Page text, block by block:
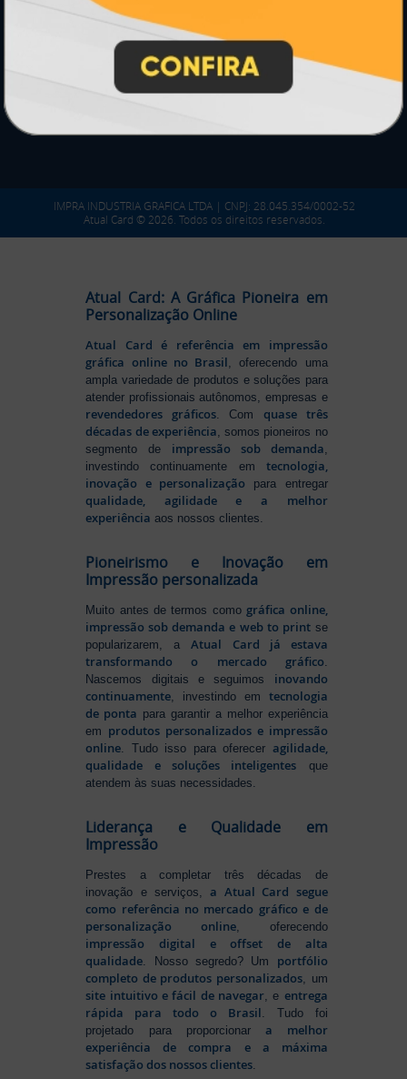
SEGURANÇA
IMPRA INDUSTRIA GRAFICA LTDA | CNPJ: 28.045.354/0002-52
Atual Card © 2026. Todos os direitos reservados.
Atual Card: A Gráfica Pioneira em
Personalização Online
Atual Card é referência em impressão
gráfica online no Brasil, oferecendo uma
ampla variedade de produtos e soluções para
atender profissionais autônomos, empresas e
revendedores gráficos. Comquase três
décadas de experiência, somos pioneiros no
segmento de impressão sob demanda,
investindo continuamente em tecnologia,
inovação e personalização para entregar
qualidade, agilidade e a melhor
experiência aos nossos clientes.
Pioneirismo e Inovação em
Impressão personalizada
Muito antes de termos como gráfica online,
impressão sob demanda e web to printse
popularizarem, aAtual Card já estava
transformando o mercado gráfico
Nascemos digitais e seguimos inovando
continuamente , investindo em tecnologia
de ponta para garantir a melhor experiência
em produtos personalizados e impressão
online . Tudo isso para oferecer agilidade,
qualidade e soluções inteligentes que
atendem às suas necessidades.
Liderança e Qualidade em
Impressão
Prestes a completar três décadas de
inovação e serviços,a Atual Card segue
como referência no mercado gráfico e de
personalização online, oferecendo
impressão digital e offset de alta
qualidade . Nosso segredo? Um portfólio
completo de produtos personalizados , um
site intuitivo e fácil de navegar , e entrega
rápida para todo o Brasil . Tudo foi
projetado para proporcionara melhor
experiência de compra e a máxima
satisfação dos nossos clientes